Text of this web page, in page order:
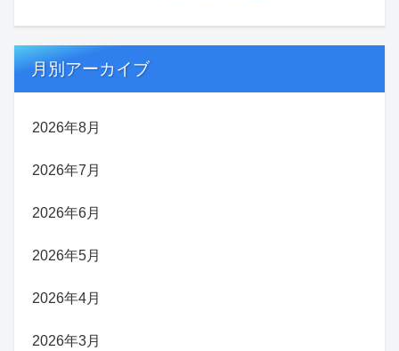
月別アーカイブ
2026年8月
2026年7月
2026年6月
2026年5月
2026年4月
2026年3月